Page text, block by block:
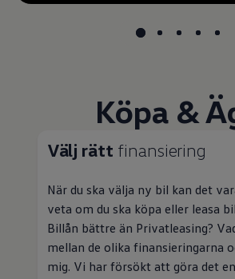
Köpa &
Välj rätt finansiering
När du ska välja ny bil kan det
veta om du ska köpa eller leasa
Billån bättre än Privatleasing?
mellan de olika finansieringarna
mig. Vi har försökt att göra det